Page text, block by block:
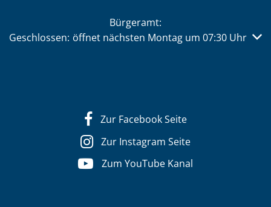
Bürgeramt:
Klicken, um weitere Öffnungs- oder Schließzeiten
Geschlossen: öffnet nächsten Montag um 07:30 Uhr
Zur Facebook Seite
Zur Instagram Seite
Zum YouTube Kanal